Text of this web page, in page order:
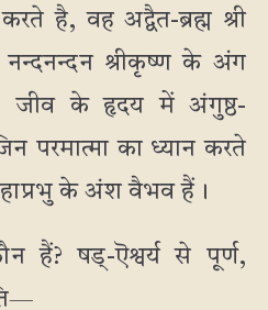
है, वह अद्वैत-ब्रह्म श्री
श्रीकृष्ण के अंग
जीव के हृदय में अंगुष्ठ-
परमात्मा का ध्यान करते
के अंश वैभव हैं।
हैं? षड्-ऎश्वर्य से पूर्ण,